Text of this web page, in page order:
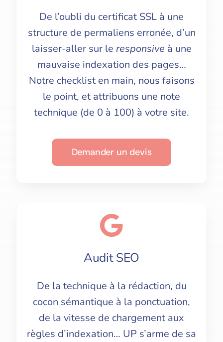
De l’oubli du certificat SSL à une
structure de permaliens erronée, d’un
laisser-aller sur le responsive à une
mauvaise indexation des pages…
Notre checklist en main, nous faisons
le point, et attribuons une note
technique (de 0 à 100) à votre site.
Demander un devis
Audit SEO
De la technique à la rédaction, du
cocon sémantique à la ponctuation,
de la vitesse de chargement aux
règles d’indexation… UP s’arme de sa